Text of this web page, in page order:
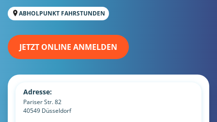
ABHOLPUNKT FAHRSTUNDEN
JETZT ONLINE ANMELDEN
Adresse:
Pariser Str. 82
40549 Düsseldorf